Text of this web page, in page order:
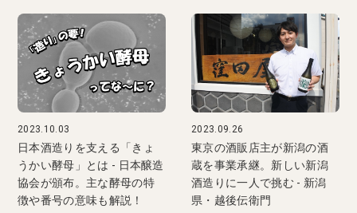
2023.10.03
日本酒造りを支える「きょ
うかい酵母」とは - 日本醸造
協会が頒布。主な酵母の特
徴や番号の意味も解説！
2023.09.26
東京の酒販店主が新潟の酒
蔵を事業承継。新しい新潟
酒造りに一人で挑む - 新潟
県・越後伝衛門